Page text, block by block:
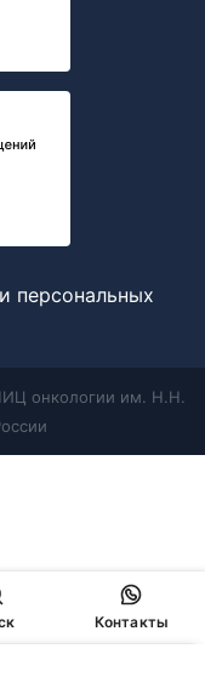
персональных
онкологии им. Н.Н.
Контакты